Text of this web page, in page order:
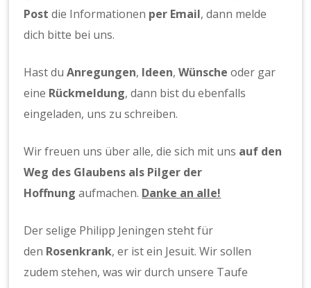
Post die Informationen per Email, dann melde
dich bitte bei uns.
Hast duAnregungen, Ideen,Wünsche oder gar
eine Rückmeldung, dann bist du ebenfalls
eingeladen, uns zu schreiben.
Wir freuen uns über alle, die sich mit uns auf den
Weg des Glaubens als Pilger der
Hoffnungaufmachen. Danke an alle!
Der selige Philipp Jeningen steht für
den Rosenkrank, er ist ein Jesuit. Wir sollen
zudem stehen, was wir durch unsere Taufe